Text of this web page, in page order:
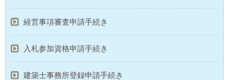
経営事項審査申請手続き
入札参加資格申請手続き
建築士事務所登録申請手続き